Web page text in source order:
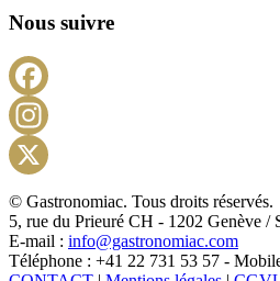
Nous suivre
X
© Gastronomiac. Tous droits réservés.
5, rue du Prieuré CH - 1202 Genève /
E-mail : info@gastronomiac.com
Téléphone : +41 22 731 53 57 -